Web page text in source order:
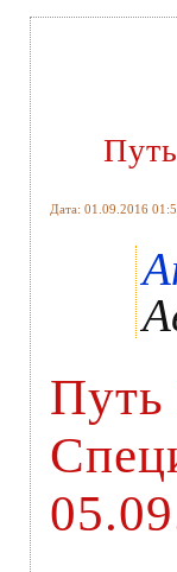
Дата: 01.09.2016
Путь